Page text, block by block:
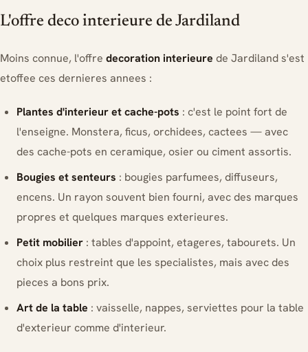
L'offre deco interieure de Jardiland
Moins connue, l'offre decoration interieure de Jardiland s'est
etoffee ces dernieres annees :
Plantes d'interieur et cache-pots : c'est le point fort de
l'enseigne. Monstera, ficus, orchidees, cactees — avec
des cache-pots en ceramique, osier ou ciment assortis.
Bougies et senteurs : bougies parfumees, diffuseurs,
encens. Un rayon souvent bien fourni, avec des marques
propres et quelques marques exterieures.
Petit mobilier : tables d'appoint, etageres, tabourets. Un
choix plus restreint que les specialistes, mais avec des
pieces a bons prix.
Art de la table : vaisselle, nappes, serviettes pour la table
d'exterieur comme d'interieur.